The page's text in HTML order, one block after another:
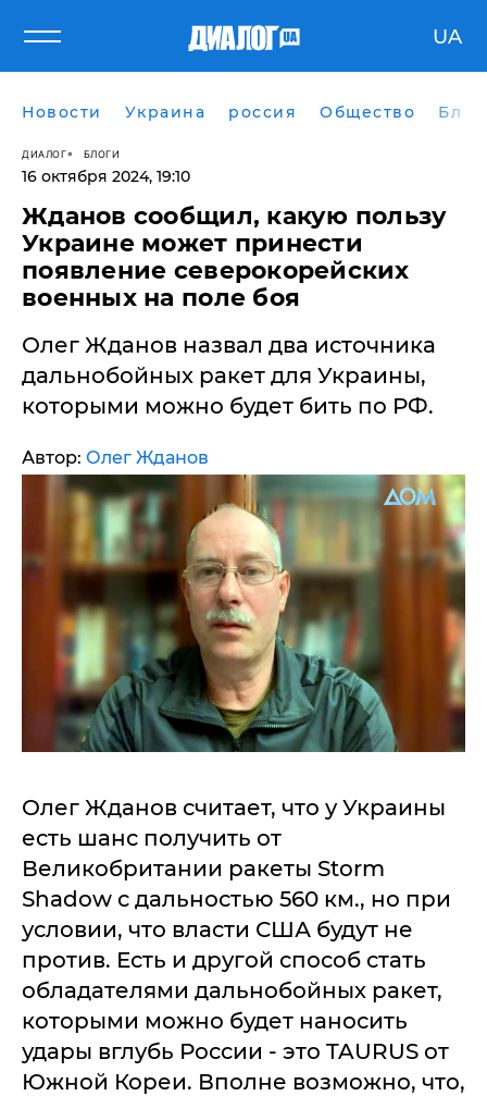
UA
Новости Украина россия Общество
ДИАЛОГ БЛОГИ
16 октября 2024, 19:10
Жданов сообщил, какую пользу
Украине может принести
появление северокорейских
военных на поле боя
Олег Жданов назвал два источника
дальнобойных ракет для Украины,
которыми можно будет бить по РФ.
Автор: Олег Жданов
Олег Жданов считает, что у Украины
есть шанс получить от
Великобритании ракеты Storm
Shadow с дальностью 560 км., но при
условии, что власти США будут не
против. Есть и другой способ стать
обладателями дальнобойных ракет,
которыми можно будет наносить
удары вглубь России - это TAURUS от
Южной Кореи. Вполне возможно, что,